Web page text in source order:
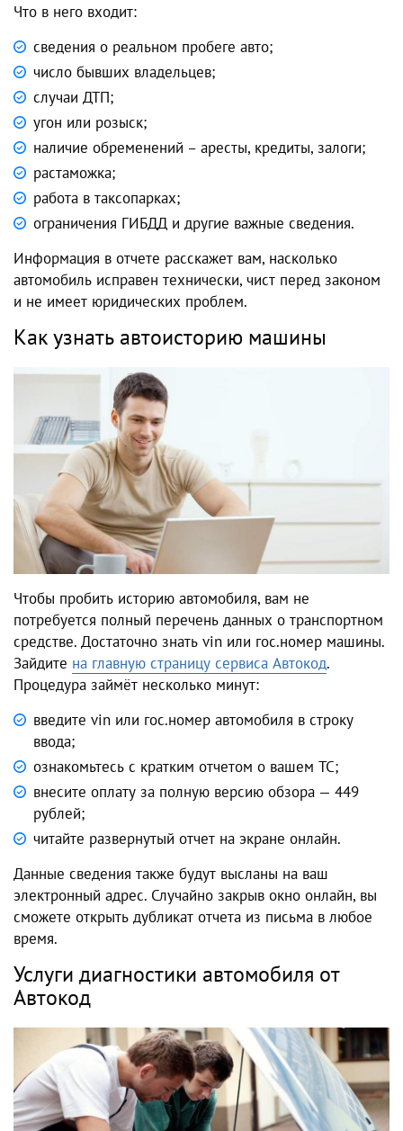
Что в него входит:
сведения о реальном пробеге авто;
число бывших владельцев;
случаи ДТП;
угон или розыск;
наличие обременений – аресты, кредиты, залоги;
растаможка;
работа в таксопарках;
ограничения ГИБДД и другие важные сведения.
Информация в отчете расскажет вам, насколько
автомобиль исправен технически, чист перед законом
и не имеет юридических проблем.
Как узнать автоисторию машины
Чтобы пробить историю автомобиля, вам не
потребуется полный перечень данных о транспортном
средстве. Достаточно знать vin или гос.номер машины.
Зайдите на главную страницу сервиса Автокод.
Процедура займёт несколько минут:
введите vin или гос.номер автомобиля в строку
ввода;
ознакомьтесь с кратким отчетом о вашем ТС;
внесите оплату за полную версию обзора — 449
рублей;
читайте развернутый отчет на экране онлайн.
Данные сведения также будут высланы на ваш
электронный адрес. Случайно закрыв окно онлайн, вы
сможете открыть дубликат отчета из письма в любое
время.
Услуги диагностики автомобиля от
Автокод